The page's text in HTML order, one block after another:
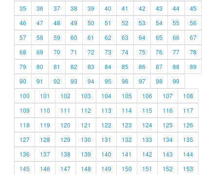
35
36 37 38 39 40 41 42 43 44
45
46
47 48 49 50 51 52 53 54 55
56
57
58 59 60 61 62 63 64 65 66
67
68
69 70 71 72 73 74 75 76 77
78
79
80 81 82 83 84 85 86 87 88
89
90
91 92 93 94 95 96 97 98
99
100
101 102 103 104 105 106 107
108
109
110 111 112 113 114 115 116
117
118
119 120 121 122 123 124 125
126
127
128 129 130 131 132 133 134
135
136
137 138 139 140 141 142 143
144
145
146 147 148 149 150 151 152
153